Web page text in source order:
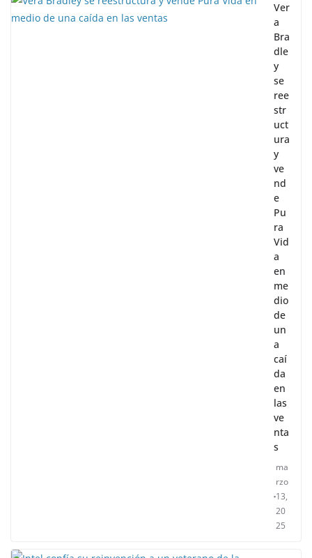
Ver
a
Bra
dle
y
se
ree
str
uct
ura
y
ve
nd
e
Pu
ra
Vid
a
en
me
dio
de
un
a
caí
da
en
las
ve
nta
s
ma
rzo
13,
20
25